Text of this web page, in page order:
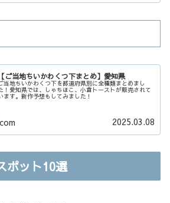
【ご当地ちいかわくつ下まとめ】愛知県
当地ちいかわくつ下を都道府県別に全種類まとめまし
！愛知県では、しゃちほこ、小倉トーストが販売されて
ます。新作予想もしてみました！
2025.03.08
ポット10選